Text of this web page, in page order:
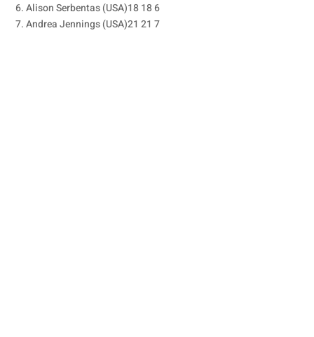
6. Alison Serbentas (USA)18 18 6
7. Andrea Jennings (USA)21 21 7